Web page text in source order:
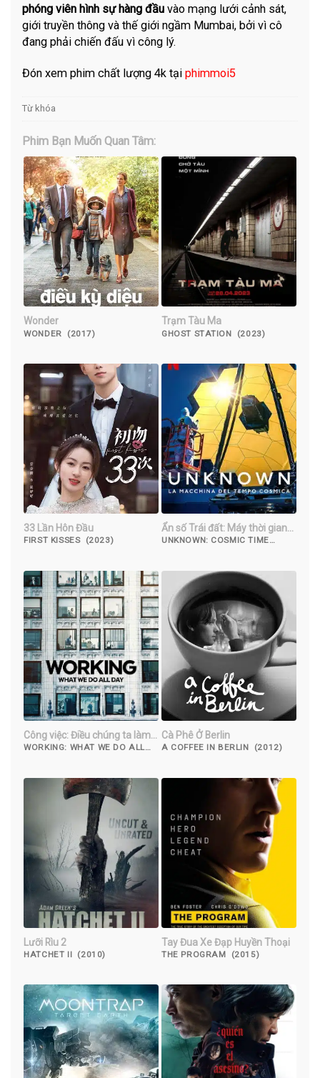
phóng viên hình sự hàng đầu vào mạng lưới cảnh sát,
giới truyền thông và thế giới ngầm Mumbai, bởi vì cô
đang phải chiến đấu vì công lý.
Đón xem phim chất lượng 4k tạiphimmoi5
Từ khóa
Phim Bạn Muốn Quan Tâm:
Wonder
WONDER (2017)
Trạm Tàu Ma
GHOST STATION (2023)
33 Lần Hôn Đầu
FIRST KISSES (2023)
Ẩn số Trái đất: Máy thời gian
vũ trụ
UNKNOWN: COSMIC TIME
Công việc: Điều chúng ta làm
cả ngày
WORKING: WHAT WE DO ALL
Cà Phê Ở Berlin
A COFFEE IN BERLIN (2012)
Lưỡi Rìu 2
HATCHET II (2010)
Tay Đua Xe Đạp Huyền Thoại
THE PROGRAM (2015)